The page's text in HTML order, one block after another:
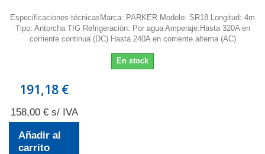
Especificaciones técnicasMarca: PARKER Modelo: SR18 Longitud: 4m
Tipo: Antorcha TIG Refrigeración: Por agua Amperaje:Hasta 320A en
corriente continua (DC) Hasta 240A en corriente alterna (AC)
En stock
191,18 €
158,00 € s/ IVA
Añadir al
carrito